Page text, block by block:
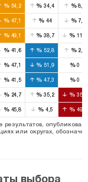
%54,2 % 34,4 %8,9
%47,1 % 44 %7,9
%49,1 % 38,7 % 11,2
%41,6 % 52,8 %2,5
%47,1 % 51,9 %0
%41,5 % 47,3 %0
%24,7 % 35,2 % 35,5
%45,8 %4,5 % 49,4
результатов,
или округах,
выбора